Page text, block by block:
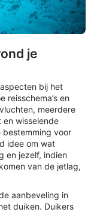
je
bij het
reisschema’s en
meerdere
wisselende
bestemming voor
idee om wat
en jezelf, indien
van de jetlag,
aanbeveling in
duiken. Duikers